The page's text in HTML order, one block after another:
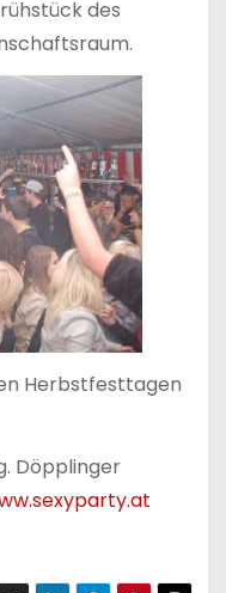
des
Herbstfesttagen
Döpplinger